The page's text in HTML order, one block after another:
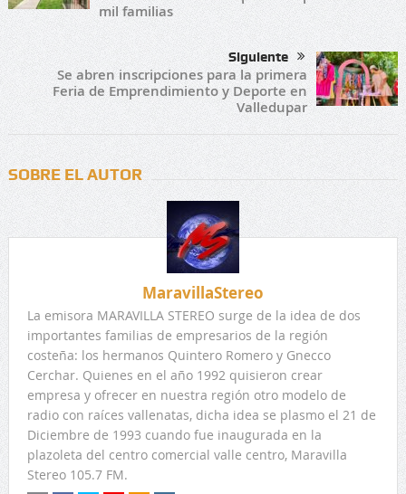
mil familias
Siguiente
Se abren inscripciones para la primera
Feria de Emprendimiento y Deporte en
Valledupar
SOBRE EL AUTOR
MaravillaStereo
La emisora MARAVILLA STEREO surge de la idea de dos
importantes familias de empresarios de la región
costeña: los hermanos Quintero Romero y Gnecco
Cerchar. Quienes en el año 1992 quisieron crear
empresa y ofrecer en nuestra región otro modelo de
radio con raíces vallenatas, dicha idea se plasmo el 21 de
Diciembre de 1993 cuando fue inaugurada en la
plazoleta del centro comercial valle centro, Maravilla
Stereo 105.7 FM.